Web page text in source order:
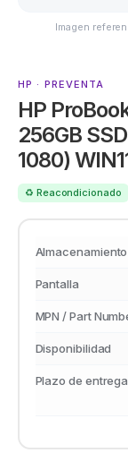
MSI
Imagen
HP · PREVENTA
HP
256GB
1080)
♻️ Reacondicionado
Almacenamiento
Pantalla
MPN / Part
Disponibilidad
Plazo de entrega